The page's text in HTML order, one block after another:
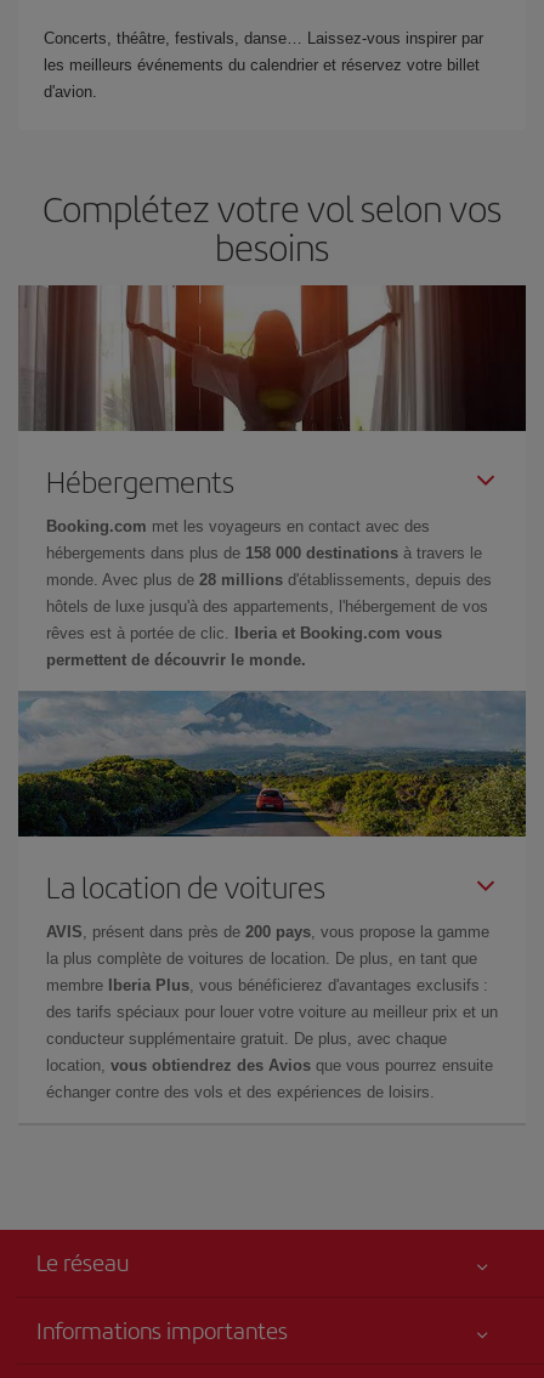
Concerts, théâtre, festivals, danse… Laissez-vous inspirer par
les meilleurs événements du calendrier et réservez votre billet
d'avion.
Complétez votre vol selon vos
besoins
Hébergements
Booking.com met les voyageurs en contact avec des
hébergements dans plus de 158 000 destinations à travers le
monde. Avec plus de 28 millions d'établissements, depuis des
hôtels de luxe jusqu'à des appartements, l'hébergement de vos
rêves est à portée de clic.
Iberia et Booking.com vous
permettent de découvrir le monde.
La location de voitures
AVIS , présent dans près de 200 pays , vous propose la gamme
la plus complète de voitures de location. De plus, en tant que
membre
Iberia Plus , vous bénéficierez d'avantages exclusifs :
des tarifs spéciaux pour louer votre voiture au meilleur prix et un
conducteur supplémentaire gratuit. De plus, avec chaque
location, vous obtiendrez des Avios que vous pourrez ensuite
échanger contre des vols et des expériences de loisirs.
Le réseau
Informations importantes